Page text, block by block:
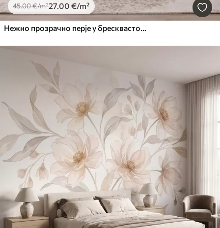
45.00€/m²27.00 €/m²
Нежно прозрачно перје у бресквасто-ружичастој измаглици са сјајем